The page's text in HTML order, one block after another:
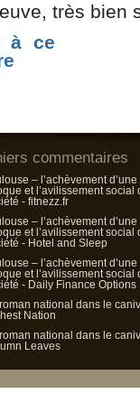
très bien
commentaires
– l’achèvement d’une
et l’avilissement social
- fitnezz.fr
– l’achèvement d’une
et l’avilissement social
- Hotel and Sleep
– l’achèvement d’une
et l’avilissement social
- Daily Finance Options
national dans le
Nation
national dans le
Leaves